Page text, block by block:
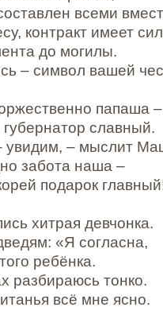
всеми
контракт имеет
до могилы.
– символ вашей
папаша –
славный.
увидим, – мыслит
забота наша –
подарок
хитрая девчонка.
«Я согласна,
ребёнка.
разбираюсь тонко.
всё мне ясно.